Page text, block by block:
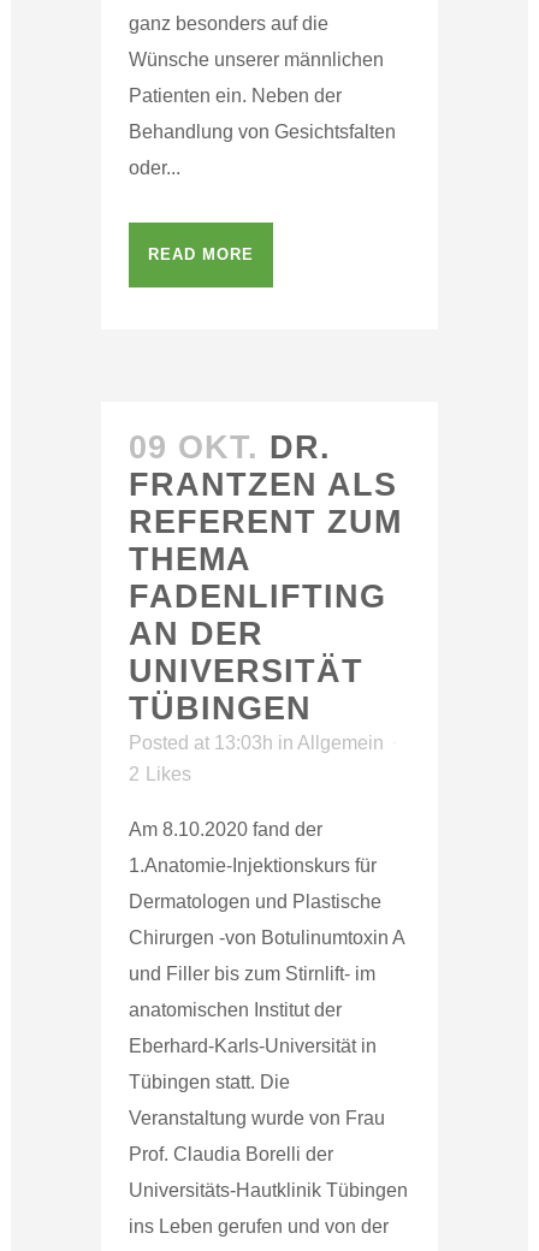
ganz besonders auf die
Wünsche unserer männlichen
Patienten ein. Neben der
Behandlung von Gesichtsfalten
oder...
READ MORE
09 OKT. DR.
FRANTZEN ALS
REFERENT ZUM
THEMA
FADENLIFTING
AN DER
UNIVERSITÄT
TÜBINGEN
Posted at 13:03h in Allgemein
2
Likes
Am 8.10.2020 fand der
1.Anatomie-Injektionskurs für
Dermatologen und Plastische
Chirurgen -von Botulinumtoxin A
und Filler bis zum Stirnlift- im
anatomischen Institut der
Eberhard-Karls-Universität in
Tübingen statt. Die
Veranstaltung wurde von Frau
Prof. Claudia Borelli der
Universitäts-Hautklinik Tübingen
ins Leben gerufen und von der